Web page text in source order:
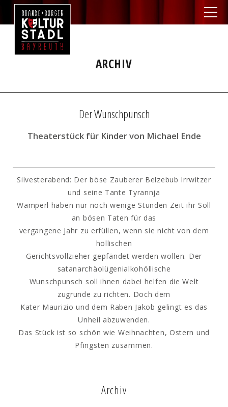
ARCHIV
Der Wunschpunsch
Theaterstück für Kinder von Michael Ende
Silvesterabend: Der böse Zauberer Belzebub Irrwitzer
und seine Tante Tyrannja
Wamperl haben nur noch wenige Stunden Zeit ihr Soll
an bösen Taten für das
vergangene Jahr zu erfüllen, wenn sie nicht von dem
höllischen
Gerichtsvollzieher gepfändet werden wollen. Der
satanarchäolügenialkohöllische
Wunschpunsch soll ihnen dabei helfen die Welt
zugrunde zu richten. Doch dem
Kater Maurizio und dem Raben Jakob gelingt es das
Unheil abzuwenden.
Das Stück ist so schön wie Weihnachten, Ostern und
Pfingsten zusammen.
Archiv